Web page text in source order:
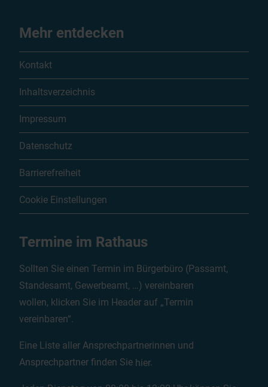
Mehr entdecken
Kontakt
Inhaltsverzeichnis
Impressum
Datenschutz
Barrierefreiheit
Cookie Einstellungen
Termine im Rathaus
Sollten Sie einen Termin im Bürgerbüro (Passamt,
Standesamt, Gewerbeamt, …) vereinbaren
wollen, klicken Sie im Header auf „Termin
vereinbaren“.
Eine Liste aller Ansprechpartnerinnen und
Ansprechpartner finden Sie hier.